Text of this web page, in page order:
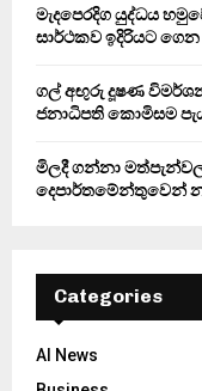
මැදපෙරදිග යුද්ධය
සාර්ථකව ඉදිරියට
ගල් අඟුරු දූෂණ
ජනාධිපති කොමිසම
මිලදී ගන්නා මත්පැන්වල
දෙපාර්තමේන්තුවෙන්
Categories
AI News